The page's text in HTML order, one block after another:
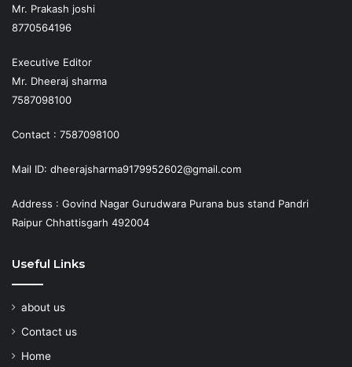
Mr. Prakash joshi
8770564196
Executive Editor
Mr. Dheeraj sharma
7587098100
Contact : 7587098100
Mail ID: dheerajsharma9179952602@gmail.com
Address : Govind Nagar Gurudwara Purana bus stand Pandri
Raipur Chhattisgarh 492004
Useful Links
about us
Contact us
Home